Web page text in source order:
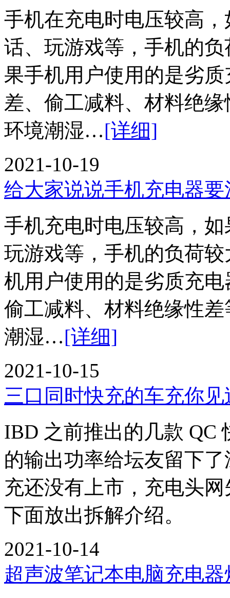
手机在充电时电压较高
话、玩游戏等，手机的
果手机用户使用的是劣
差、偷工减料、材料绝
环境潮湿…[详细]
2021-10-19
给大家说说手机充电器
手机充电时电压较高，
玩游戏等，手机的负荷
机用户使用的是劣质充
偷工减料、材料绝缘性
潮湿…[详细]
2021-10-15
三口同时快充的车充你
IBD 之前推出的几款 QC
的输出功率给坛友留下
充还没有上市，充电头
下面放出拆解介绍
2021-10-14
超声波笔记本电脑充电